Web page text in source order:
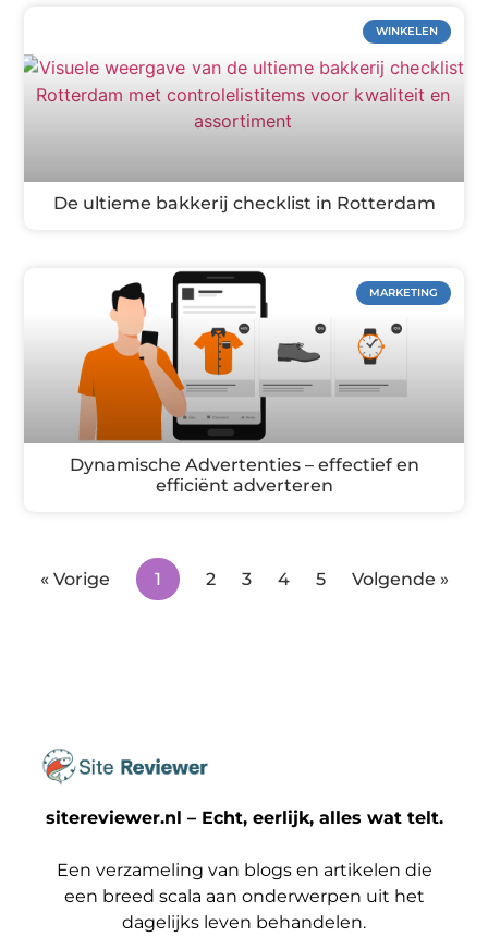
WINKELEN
De ultieme bakkerij checklist in Rotterdam
MARKETING
Dynamische Advertenties – effectief en
efficiënt adverteren
« Vorige 1 2 3 4 5 Volgende »
sitereviewer.nl – Echt, eerlijk, alles wat telt.
Een verzameling van blogs en artikelen die
een breed scala aan onderwerpen uit het
dagelijks leven behandelen.